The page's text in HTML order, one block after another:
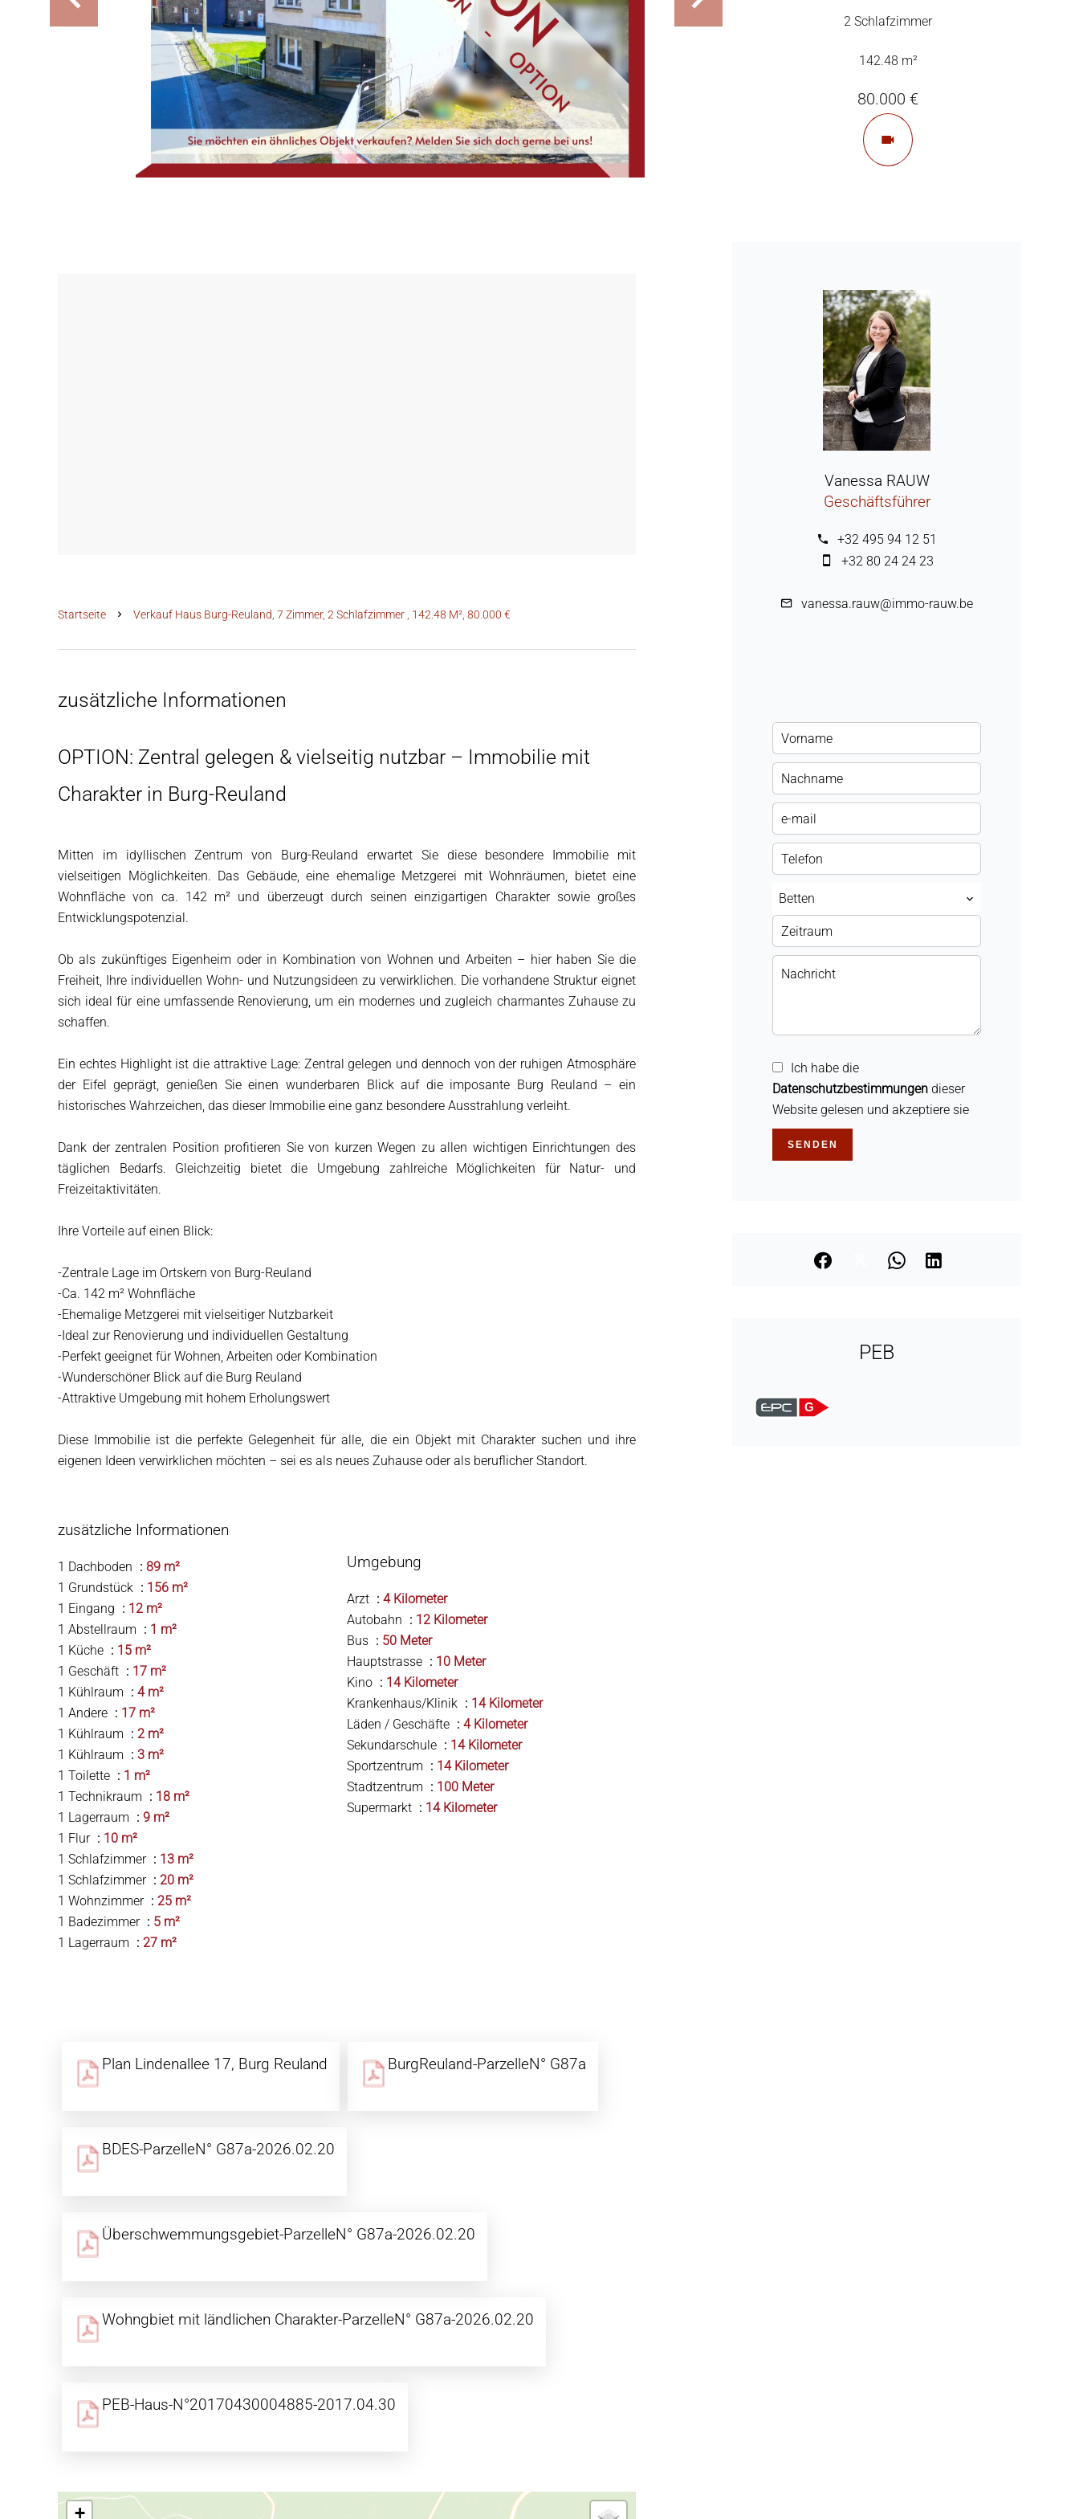
2 Schlafzimmer
142.48 m²
80.000 €
Startseite Verkauf Haus Burg-Reuland, 7 Zimmer, 2 Schlafzimmer , 142.48 M², 80.000 €
zusätzliche Informationen
OPTION: Zentral gelegen & vielseitig nutzbar – Immobilie mit
Charakter in Burg-Reuland
Mitten im idyllischen Zentrum von Burg-Reuland erwartet Sie diese besondere Immobilie mit
vielseitigen Möglichkeiten. Das Gebäude, eine ehemalige Metzgerei mit Wohnräumen, bietet eine
Wohnfläche von ca. 142 m² und überzeugt durch seinen einzigartigen Charakter sowie großes
Entwicklungspotenzial.
Ob als zukünftiges Eigenheim oder in Kombination von Wohnen und Arbeiten – hier haben Sie die
Freiheit, Ihre individuellen Wohn- und Nutzungsideen zu verwirklichen. Die vorhandene Struktur eignet
sich ideal für eine umfassende Renovierung, um ein modernes und zugleich charmantes Zuhause zu
schaffen.
Ein echtes Highlight ist die attraktive Lage: Zentral gelegen und dennoch von der ruhigen Atmosphäre
der Eifel geprägt, genießen Sie einen wunderbaren Blick auf die imposante Burg Reuland – ein
historisches Wahrzeichen, das dieser Immobilie eine ganz besondere Ausstrahlung verleiht.
Dank der zentralen Position profitieren Sie von kurzen Wegen zu allen wichtigen Einrichtungen des
täglichen Bedarfs. Gleichzeitig bietet die Umgebung zahlreiche Möglichkeiten für Natur- und
Freizeitaktivitäten.
Ihre Vorteile auf einen Blick:
-Zentrale Lage im Ortskern von Burg-Reuland
-Ca. 142 m² Wohnfläche
-Ehemalige Metzgerei mit vielseitiger Nutzbarkeit
-Ideal zur Renovierung und individuellen Gestaltung
-Perfekt geeignet für Wohnen, Arbeiten oder Kombination
-Wunderschöner Blick auf die Burg Reuland
-Attraktive Umgebung mit hohem Erholungswert
Diese Immobilie ist die perfekte Gelegenheit für alle, die ein Objekt mit Charakter suchen und ihre
eigenen Ideen verwirklichen möchten – sei es als neues Zuhause oder als beruflicher Standort.
zusätzliche Informationen
1 Dachboden
89 m²
1 Grundstück
156 m²
1 Eingang
12 m²
1 Abstellraum
1 m²
1 Küche
15 m²
1 Geschäft
17 m²
1 Kühlraum
4 m²
1 Andere
17 m²
1 Kühlraum
2 m²
1 Kühlraum
3 m²
1 Toilette
1 m²
1 Technikraum
18 m²
1 Lagerraum
9 m²
1 Flur
10 m²
1 Schlafzimmer
13 m²
1 Schlafzimmer
20 m²
1 Wohnzimmer
25 m²
1 Badezimmer
5 m²
1 Lagerraum
27 m²
Umgebung
Arzt
4 Kilometer
Autobahn
12 Kilometer
Bus
50 Meter
Hauptstrasse
10 Meter
Kino
14 Kilometer
Krankenhaus/Klinik
14 Kilometer
Läden / Geschäfte
4 Kilometer
Sekundarschule
14 Kilometer
Sportzentrum
14 Kilometer
Stadtzentrum
100 Meter
Supermarkt
14 Kilometer
Plan Lindenallee 17, Burg Reuland BurgReuland-ParzelleN° G87a
BDES-ParzelleN° G87a-2026.02.20
Überschwemmungsgebiet-ParzelleN° G87a-2026.02.20
Wohngbiet mit ländlichen Charakter-ParzelleN° G87a-2026.02.20
PEB-Haus-N°20170430004885-2017.04.30
+
Vanessa RAUW
Geschäftsführer
+32 495 94 12 51
+32 80 24 24 23
vanessa.rauw@immo-rauw.be
Betten
Ich habe die
Datenschutzbestimmungen dieser
Website gelesen und akzeptiere sie
SENDEN
PEB
G